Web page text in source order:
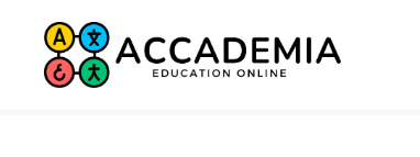
Saltar
contenido